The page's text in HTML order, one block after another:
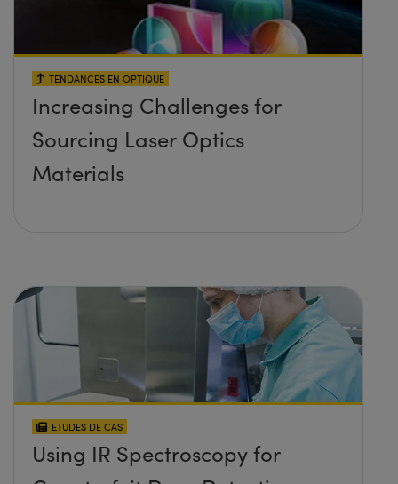
TENDANCES EN OPTIQUE
Increasing Challenges for
Sourcing Laser Optics
Materials
ETUDES DE CAS
Using IR Spectroscopy for